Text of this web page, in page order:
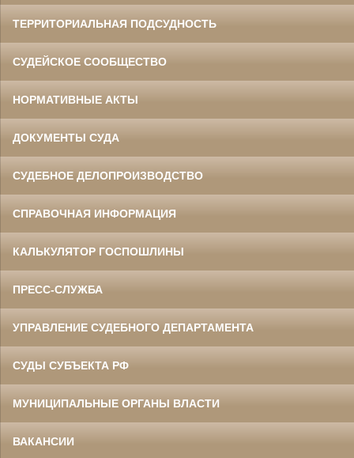
ТЕРРИТОРИАЛЬНАЯ ПОДСУДНОСТЬ
СУДЕЙСКОЕ СООБЩЕСТВО
НОРМАТИВНЫЕ АКТЫ
ДОКУМЕНТЫ СУДА
СУДЕБНОЕ ДЕЛОПРОИЗВОДСТВО
СПРАВОЧНАЯ ИНФОРМАЦИЯ
КАЛЬКУЛЯТОР ГОСПОШЛИНЫ
ПРЕСС-СЛУЖБА
УПРАВЛЕНИЕ СУДЕБНОГО ДЕПАРТАМЕНТА
СУДЫ СУБЪЕКТА РФ
МУНИЦИПАЛЬНЫЕ ОРГАНЫ ВЛАСТИ
ВАКАНСИИ